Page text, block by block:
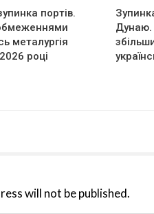
портів.
металургія
році
Дунаю.
will not be published.